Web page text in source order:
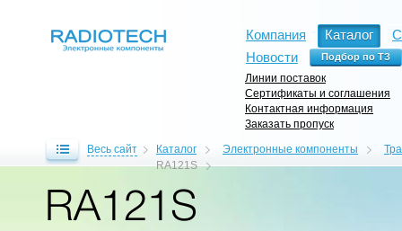
Компания Каталог
Новости
Линии поставок
Сертификаты и соглашения
Контактная информация
Заказать пропуск
Весь сайт Каталог Электронные компоненты
RA121S
RA121S